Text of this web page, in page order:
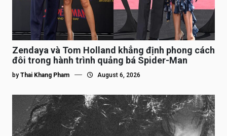
Zendaya và Tom Holland khẳng định phong cách
đôi trong hành trình quảng bá Spider-Man
by Thai Khang Pham August 6, 2026